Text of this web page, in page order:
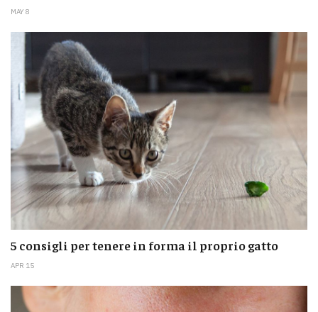
MAY 8
5 consigli per tenere in forma il proprio gatto
APR 15